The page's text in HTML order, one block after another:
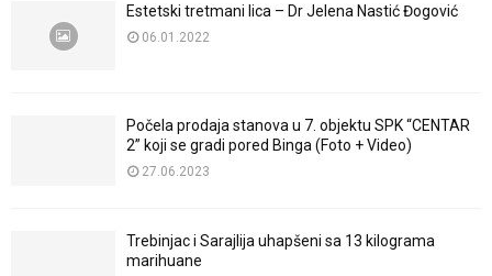
Estetski tretmani lica – Dr Jelena Nastić Đogović
06.01.2022
Počela prodaja stanova u 7. objektu SPK “CENTAR
2” koji se gradi pored Binga (Foto + Video)
27.06.2023
Trebinjac i Sarajlija uhapšeni sa 13 kilograma
marihuane